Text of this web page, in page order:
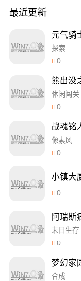
最近更新
元气骑
探索
0
熊出没
休闲闯关
0
战魂铭
像素风
0
小镇大
0
阿瑞斯
末日生
0
梦幻家
合成